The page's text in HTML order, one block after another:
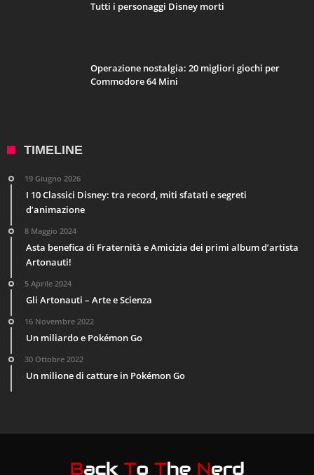
Tutti i personaggi Disney morti
Operazione nostalgia: 20 migliori giochi per
Commodore 64 Mini
TIMELINE
19 Giugno 2026
I 10 Classici Disney: tra record, miti sfatati e segreti
d’animazione
8 Maggio 2024
Asta benefica di Fraternità e Amicizia dei primi album d’artista
Artonauti!
5 Aprile 2024
Gli Artonauti – Arte e Scienza
16 Novembre 2022
Un miliardo e Pokémon Go
30 Ottobre 2022
Un milione di catture in Pokémon Go